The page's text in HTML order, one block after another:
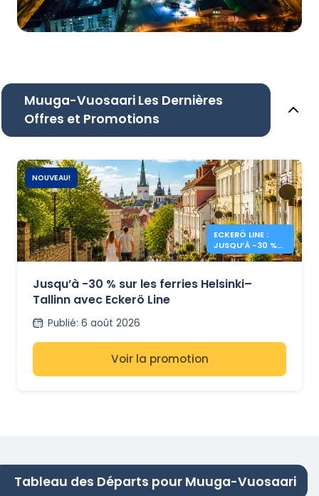
Muuga-Vuosaari Les Dernières
Offres et Promotions
NOUVEAU!
ECKERÖ LINE :
JUSQU’À -30 %
SUR HELSINKI –
Jusqu’à -30 % sur les ferries Helsinki–
Tallinn avec Eckerö Line
Publié: 6 août 2026
Voir la promotion
Tableau des Départs pour Muuga-Vuosaari